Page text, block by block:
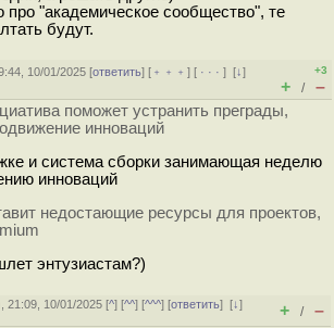
"академическое сообщество", те
будут.
10/01/2025 [ответить] [ ﹢﹢﹢] [ · · ·][↓]
+3
+ / –
поможет устранить преграды,
инноваций
и система сборки занимающая неделю
инноваций
недостающие ресурсы для проектов,
энтузиастам?)
21:09, 10/01/2025 [^] [^^] [^^^] [ответить][↓]
+ / –